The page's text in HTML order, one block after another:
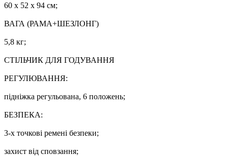
60 х 52 х 94 см;
ВАГА (РАМА+ШЕЗЛОНГ)
5,8 кг;
СТІЛЬЧИК ДЛЯ ГОДУВАННЯ
РЕГУЛЮВАННЯ:
підніжка регульована, 6 положень;
БЕЗПЕКА:
3-х точкові ремені безпеки;
захист від сповзання;